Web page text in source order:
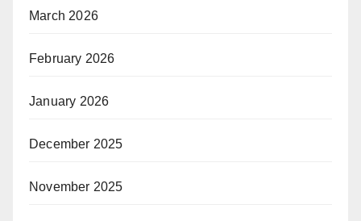
March 2026
February 2026
January 2026
December 2025
November 2025